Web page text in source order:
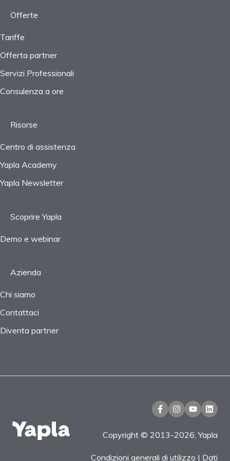
Domande frequenti
Impostazioni
IVA e tasse
Domande frequenti
Offerte
Tariffe
Offerta partner
Servizi Professionali
Consulenza a ore
Risorse
Centro di assistenza
Yapla Academy
Yapla Newsletter
Scoprire Yapla
Demo e webinar
Azienda
Chi siamo
Contattaci
Diventa partner
Copyright © 2013-2026, Yapla
Condizioni generali di utilizzo | Dati